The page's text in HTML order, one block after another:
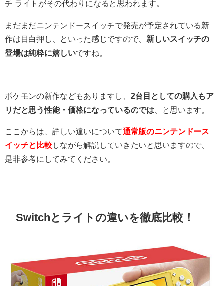
チ ライトがその代わりになると思われます。
まだまだニンテンドースイッチで発売が予定されている新
作は目白押し、といった感じですので、 新しいスイッチの
登場は純粋に嬉しいですね。
ポケモンの新作などもありますし、 2台目としての購入もア
リだと思う性能・価格になっているのでは 、と思います。
ここからは、詳しい違いについて通常版のニンテンドース
イッチと比較しながら解説していきたいと思いますので、
是非参考にしてみてください。
Switchとライトの違いを徹底比較！